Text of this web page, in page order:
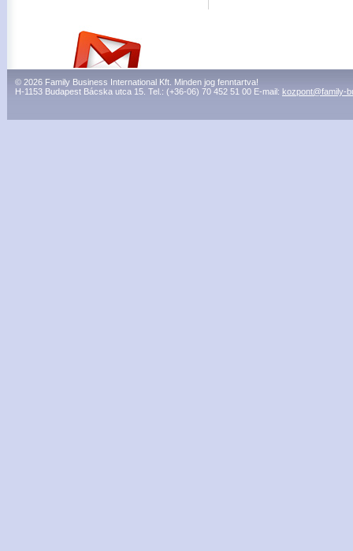
© 2026 Family Business International Kft. Minden jog fenntartva!
H-1153 Budapest Bácska utca 15. Tel.: (+36-06) 70 452 51 00 E-mail: kozpont@family-